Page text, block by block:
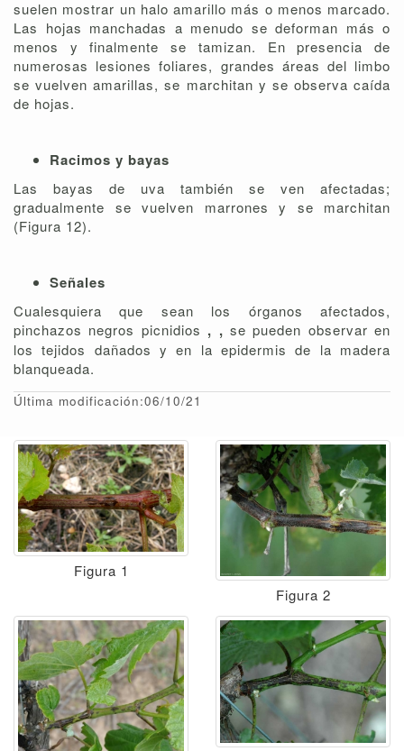
suelen mostrar un halo amarillo más o menos marcado.
Las hojas manchadas a menudo se deforman más o
menos y finalmente se tamizan. En presencia de
numerosas lesiones foliares, grandes áreas del limbo
se vuelven amarillas, se marchitan y se observa caída
de hojas.
Racimos y bayas
Las bayas de uva también se ven afectadas;
gradualmente se vuelven marrones y se marchitan
(Figura 12).
Señales
Cualesquiera que sean los órganos afectados,
pinchazos negros picnidios , , se pueden observar en
los tejidos dañados y en la epidermis de la madera
blanqueada.
Última modificación:06/10/21
Figura 1
Figura 2